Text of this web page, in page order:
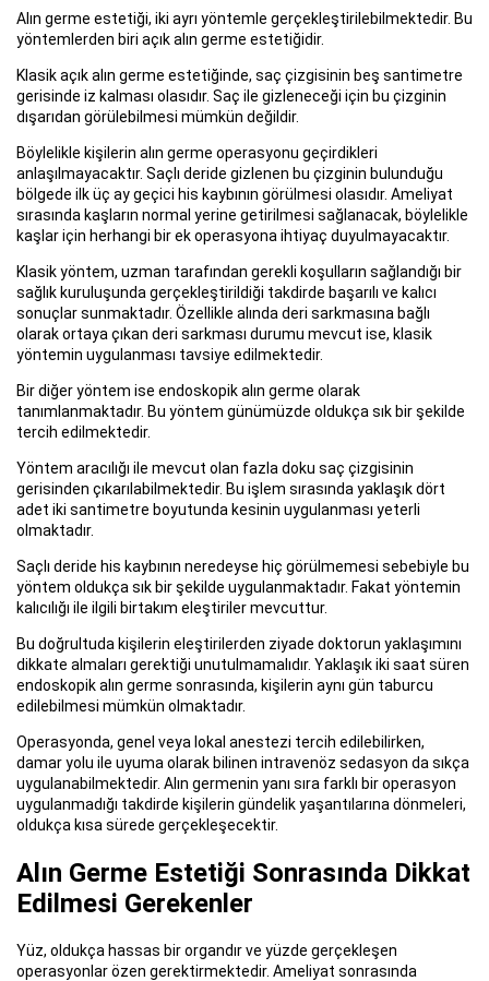
Alın germe estetiği, iki ayrı yöntemle gerçekleştirilebilmektedir. Bu
yöntemlerden biri açık alın germe estetiğidir.
Klasik açık alın germe estetiğinde, saç çizgisinin beş santimetre
gerisinde iz kalması olasıdır. Saç ile gizleneceği için bu çizginin
dışarıdan görülebilmesi mümkün değildir.
Böylelikle kişilerin alın germe operasyonu geçirdikleri
anlaşılmayacaktır. Saçlı deride gizlenen bu çizginin bulunduğu
bölgede ilk üç ay geçici his kaybının görülmesi olasıdır. Ameliyat
sırasında kaşların normal yerine getirilmesi sağlanacak, böylelikle
kaşlar için herhangi bir ek operasyona ihtiyaç duyulmayacaktır.
Klasik yöntem, uzman tarafından gerekli koşulların sağlandığı bir
sağlık kuruluşunda gerçekleştirildiği takdirde başarılı ve kalıcı
sonuçlar sunmaktadır. Özellikle alında deri sarkmasına bağlı
olarak ortaya çıkan deri sarkması durumu mevcut ise, klasik
yöntemin uygulanması tavsiye edilmektedir.
Bir diğer yöntem ise endoskopik alın germe olarak
tanımlanmaktadır. Bu yöntem günümüzde oldukça sık bir şekilde
tercih edilmektedir.
Yöntem aracılığı ile mevcut olan fazla doku saç çizgisinin
gerisinden çıkarılabilmektedir. Bu işlem sırasında yaklaşık dört
adet iki santimetre boyutunda kesinin uygulanması yeterli
olmaktadır.
Saçlı deride his kaybının neredeyse hiç görülmemesi sebebiyle bu
yöntem oldukça sık bir şekilde uygulanmaktadır. Fakat yöntemin
kalıcılığı ile ilgili birtakım eleştiriler mevcuttur.
Bu doğrultuda kişilerin eleştirilerden ziyade doktorun yaklaşımını
dikkate almaları gerektiği unutulmamalıdır. Yaklaşık iki saat süren
endoskopik alın germe sonrasında, kişilerin aynı gün taburcu
edilebilmesi mümkün olmaktadır.
Operasyonda, genel veya lokal anestezi tercih edilebilirken,
damar yolu ile uyuma olarak bilinen intravenöz sedasyon da sıkça
uygulanabilmektedir. Alın germenin yanı sıra farklı bir operasyon
uygulanmadığı takdirde kişilerin gündelik yaşantılarına dönmeleri,
oldukça kısa sürede gerçekleşecektir.
Alın Germe Estetiği Sonrasında Dikkat
Edilmesi Gerekenler
Yüz, oldukça hassas bir organdır ve yüzde gerçekleşen
operasyonlar özen gerektirmektedir. Ameliyat sonrasında